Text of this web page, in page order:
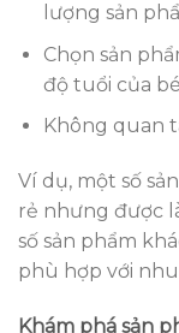
lượng sản
Chọn sản
độ tuổi của bé
Không quan
Ví dụ, một số
rẻ nhưng được
số sản phẩm
phù hợp với
Khám phá sản